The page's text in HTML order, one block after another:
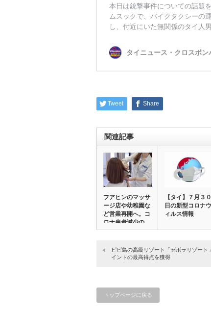
Tweet Share
関連記事
フアヒンのマッサ
ージ店や幼稚園な
ど営業再開へ。コ
ロナ患者減少の
た…
【タイ】７月３０
日の新型コロナウ
ィルス情報
ピピ島の高級リゾート「ゼボラリゾート
イントの最高得点を獲得
トップページに戻る